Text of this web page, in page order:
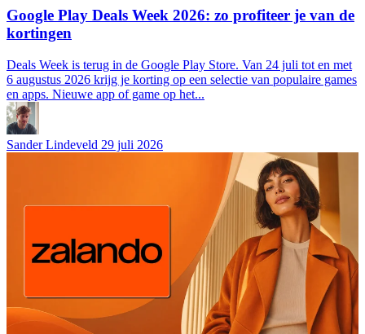
Google Play Deals Week 2026: zo profiteer je van de
kortingen
Deals Week is terug in de Google Play Store. Van 24 juli tot en met
6 augustus 2026 krijg je korting op een selectie van populaire games
en apps. Nieuwe app of game op het...
Sander Lindeveld 29 juli 2026